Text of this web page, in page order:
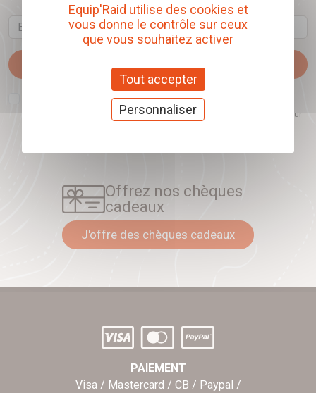
Email
comprendre les sujets qui m'intéressent et d'améliorer les contenus
proposés. Ce choix est modifiable à tout moment et reste sans incidence sur
Offrez nos chèques
cadeaux
J'offre des chèques cadeaux
PAIEMENT
Visa / Mastercard / CB / Paypal /
Equip'Raid utilise des cookies et
vous donne le contrôle sur ceux
que vous souhaitez activer
Tout accepter
Personnaliser